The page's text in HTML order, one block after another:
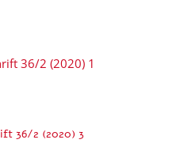
36/2 (2020) 1
36/2 (2020) 3